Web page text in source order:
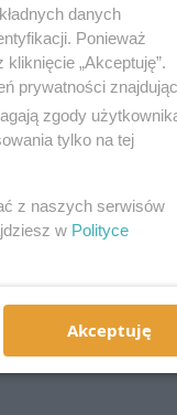
karmienia i
danych
Ponieważ
„Akceptuję”.
prywatności
zgody
tylko na tej
z naszych serwisów
w Polityce
Akceptuję